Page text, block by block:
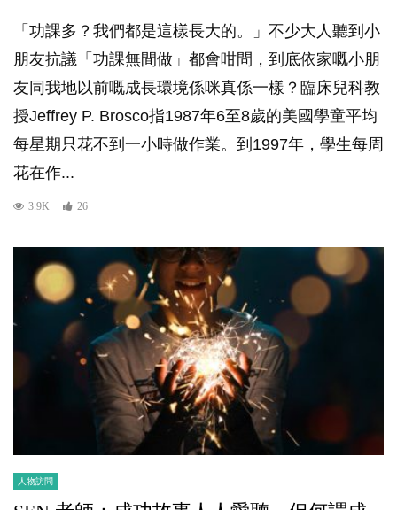
「功課多？我們都是這樣長大的。」不少大人聽到小
朋友抗議「功課無間做」都會咁問，到底依家嘅小朋
友同我地以前嘅成長環境係咪真係一樣？臨床兒科教
授Jeffrey P. Brosco指1987年6至8歲的美國學童平均
每星期只花不到一小時做作業。到1997年，學生每周
花在作...
3.9K 26
人物訪問